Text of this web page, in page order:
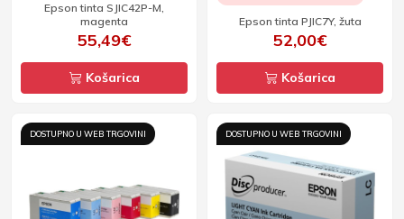
Epson tinta SJIC42P-M,
magenta
55,49€
Košarica
Epson tinta PJIC7Y, žuta
52,00€
Košarica
DOSTUPNO U WEB TRGOVINI DOSTUPNO U WEB TRGOVINI